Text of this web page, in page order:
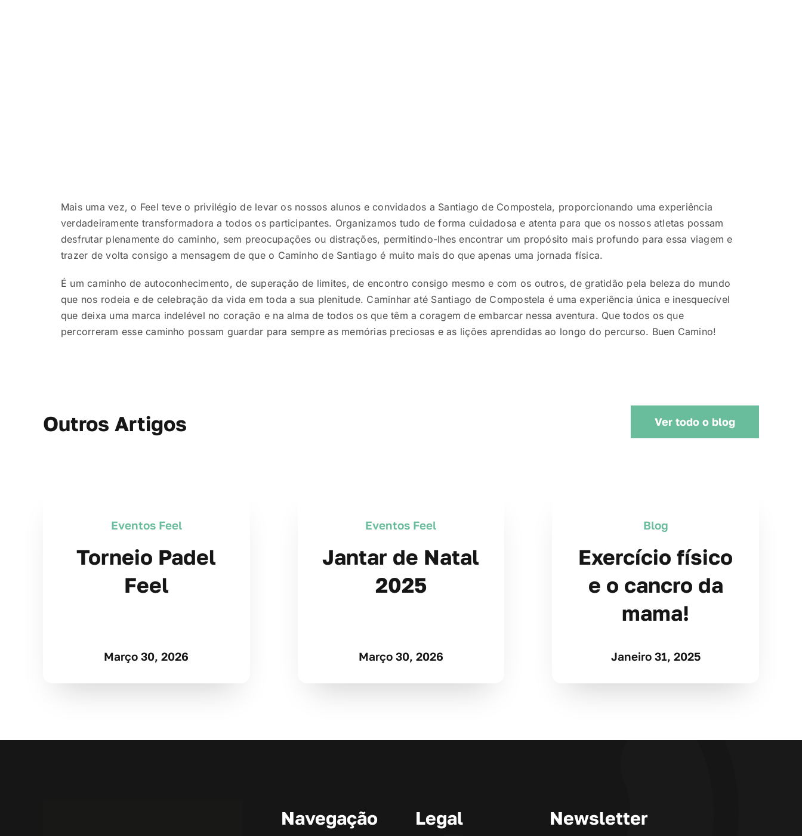
Mais uma vez, o Feel teve o privilégio de levar os nossos alunos e convidados a Santiago de Compostela, proporcionando uma experiência
verdadeiramente transformadora a todos os participantes. Organizamos tudo de forma cuidadosa e atenta para que os nossos atletas possam
desfrutar plenamente do caminho, sem preocupações ou distrações, permitindo-lhes encontrar um propósito mais profundo para essa viagem e
trazer de volta consigo a mensagem de que o Caminho de Santiago é muito mais do que apenas uma jornada física.
É um caminho de autoconhecimento, de superação de limites, de encontro consigo mesmo e com os outros, de gratidão pela beleza do mundo
que nos rodeia e de celebração da vida em toda a sua plenitude. Caminhar até Santiago de Compostela é uma experiência única e inesquecível
que deixa uma marca indelével no coração e na alma de todos os que têm a coragem de embarcar nessa aventura. Que todos os que
percorreram esse caminho possam guardar para sempre as memórias preciosas e as lições aprendidas ao longo do percurso. Buen Camino!
Outros Artigos Ver todo o blog
Eventos Feel
Torneio Padel
Feel
Março 30, 2026
Eventos Feel
Jantar de Natal
2025
Março 30, 2026
Blog
Exercício físico
e o cancro da
mama!
Janeiro 31, 2025
Navegação Legal Newsletter